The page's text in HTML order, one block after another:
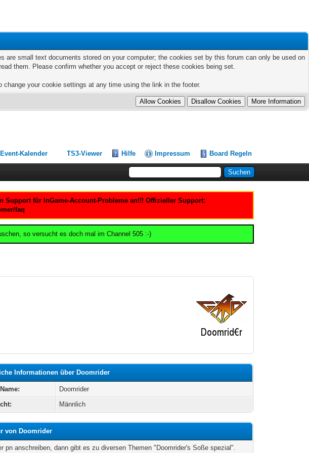
small text documents stored on your computer; the cookies set by this forum can only be used on
them. Please confirm whether you accept or reject these cookies being set.
your cookie settings at any time using the link in the footer.
Event-Kalender TS3-Viewer Hilfe Impressum Board Regeln
für InGame-Account-Probleme an!!! Offizieller Support:
faq
so versucht es doch mal im Channel 505 :-)
Informationen über Doomrider
Doomrider
Männlich
von Doomrider
pn anschreiben, dann gibt es zu diversen Themen "Doomrider's Soße spezial".